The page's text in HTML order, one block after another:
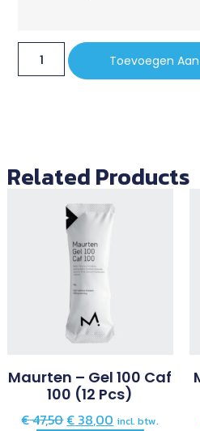
Toevoegen
Related Products
Maurten – Gel 100 Caf
100 (12 Pcs)
€47,50€ 38,00 incl. btw.